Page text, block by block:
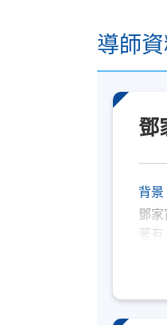
導師
鄧
背景
鄧家
著
史
三